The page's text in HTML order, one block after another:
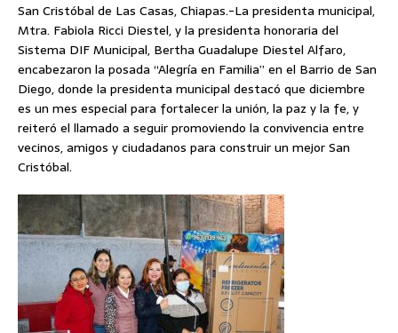
San Cristóbal de Las Casas, Chiapas.-La presidenta municipal,
Mtra. Fabiola Ricci Diestel, y la presidenta honoraria del
Sistema DIF Municipal, Bertha Guadalupe Diestel Alfaro,
encabezaron la posada “Alegría en Familia” en el Barrio de San
Diego, donde la presidenta municipal destacó que diciembre
es un mes especial para fortalecer la unión, la paz y la fe, y
reiteró el llamado a seguir promoviendo la convivencia entre
vecinos, amigos y ciudadanos para construir un mejor San
Cristóbal.